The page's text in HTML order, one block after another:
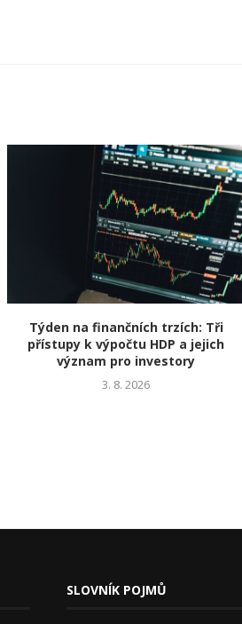
Týden na finančních trzích: Tři
přístupy k výpočtu HDP a jejich
význam pro investory
3. 8. 2026
SLOVNÍK POJMŮ